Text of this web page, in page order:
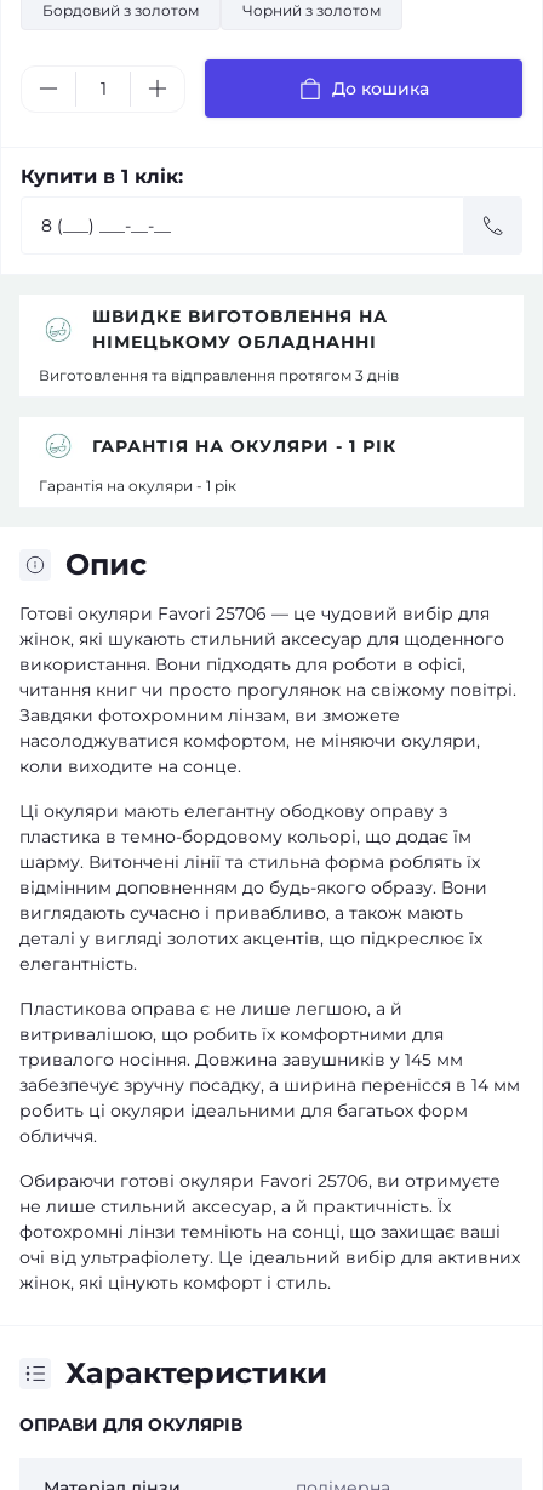
Бордовий з золотом Чорний з золотом
До кошика
Купити в 1 клік:
Опис
Готові окуляри Favori 25706 — це чудовий вибір для
жінок, які шукають стильний аксесуар для щоденного
використання. Вони підходять для роботи в офісі,
читання книг чи просто прогулянок на свіжому повітрі.
Завдяки фотохромним лінзам, ви зможете
насолоджуватися комфортом, не міняючи окуляри,
коли виходите на сонце.
Ці окуляри мають елегантну ободкову оправу з
пластика в темно-бордовому кольорі, що додає їм
шарму. Витончені лінії та стильна форма роблять їх
відмінним доповненням до будь-якого образу. Вони
виглядають сучасно і привабливо, а також мають
деталі у вигляді золотих акцентів, що підкреслює їх
елегантність.
Пластикова оправа є не лише легшою, а й
витривалішою, що робить їх комфортними для
тривалого носіння. Довжина завушників у 145 мм
забезпечує зручну посадку, а ширина перенісся в 14 мм
робить ці окуляри ідеальними для багатьох форм
обличчя.
Обираючи готові окуляри Favori 25706, ви отримуєте
не лише стильний аксесуар, а й практичність. Їх
фотохромні лінзи темніють на сонці, що захищає ваші
очі від ультрафіолету. Це ідеальний вибір для активних
жінок, які цінують комфорт і стиль.
Характеристики
ОПРАВИ ДЛЯ ОКУЛЯРІВ
ШВИДКЕ ВИГОТОВЛЕННЯ НА
НІМЕЦЬКОМУ ОБЛАДНАННІ
Виготовлення та відправлення протягом 3 днів
ГАРАНТІЯ НА ОКУЛЯРИ - 1 РІК
Гарантія на окуляри - 1 рік